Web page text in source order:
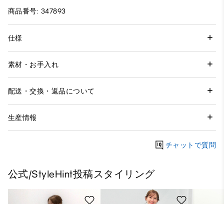
商品番号: 347893
仕様
素材・お手入れ
配送・交換・返品について
生産情報
チャットで質問
公式/StyleHint投稿スタイリング